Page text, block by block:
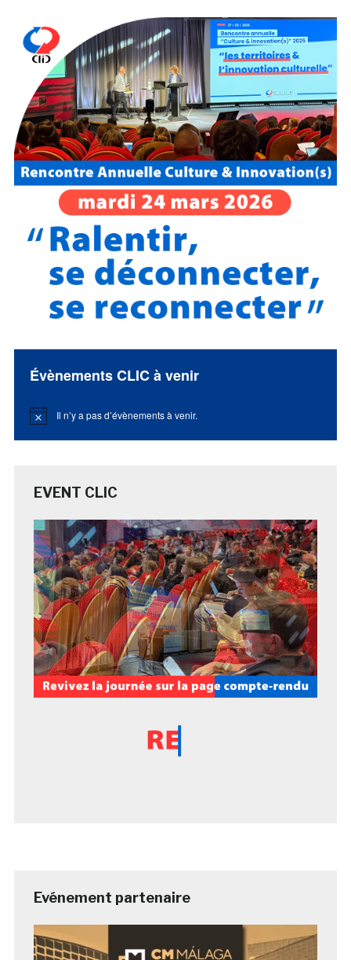
Évènements CLIC à venir
Notice Il n’y a pas d’évènements à venir.
EVENT CLIC
Evénement partenaire